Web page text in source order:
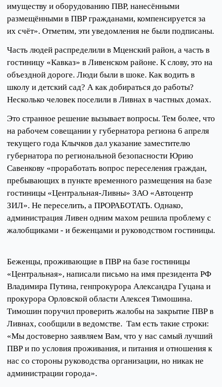
имуществу и оборудованию ПВР, нанесёнными
размещёнными в ПВР гражданами, компенсируется за
их счёт». Отметим, эти уведомления не были подписаны.
Часть людей распределили в Мценский район, а часть в
гостиницу «Кавказ» в Ливенском районе. К слову, это на
объездной дороге. Люди были в шоке. Как водить в
школу и детский сад? А как добираться до работы?
Несколько человек поселили в Ливнах в частных домах.
Это странное решение вызывает вопросы. Тем более, что
на рабочем совещании у губернатора региона 6 апреля
текущего года Клычков дал указание заместителю
губернатора по региональной безопасности Юрию
Савенкову «проработать вопрос переселения граждан,
пребывающих в пункте временного размещения на базе
гостиницы «Центральная-Ливны» ЗАО «Автоцентр
ЗИЛ». Не переселить, а ПРОРАБОТАТЬ. Однако,
администрация Ливен одним махом решила проблему с
жалобщиками - и беженцами и руководством гостиницы.
Беженцы, проживающие в ПВР на базе гостиницы
«Центральная», написали письмо на имя президента РФ
Владимира Путина, генпрокурора Александра Гуцана и
прокурора Орловской области Алексея Тимошина.
Тимошин поручил проверить жалобы на закрытие ПВР в
Ливнах, сообщили в ведомстве. Там есть такие строки:
«Мы достоверно заявляем Вам, что у нас самый лучший
ПВР и по условия проживания, и питания и отношения к
нас со стороны руководства организации, но никак не
администрации города».